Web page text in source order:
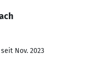
Nov. 2023